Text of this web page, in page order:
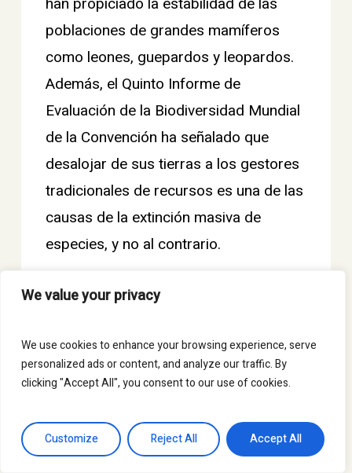
We value your privacy
We use cookies to enhance your browsing experience, serve
personalized ads or content, and analyze our traffic. By
clicking "Accept All", you consent to our use of cookies.
Customize Reject All Accept All
poblaciones de grandes mamíferos
como leones, guepardos y leopardos.
Además, el Quinto Informe de
Evaluación de la Biodiversidad Mundial
de la Convención ha señalado que
desalojar de sus tierras a los gestores
tradicionales de recursos es una de las
causas de la extinción masiva de
especies, y no al contrario.
En lugar de desplazar, criminalizar y
respetar y proteger sus derechos.
Respetar sus territorios y salvaguardar
para garantizar sus modos de vida y su
bienestar, así como la protección de